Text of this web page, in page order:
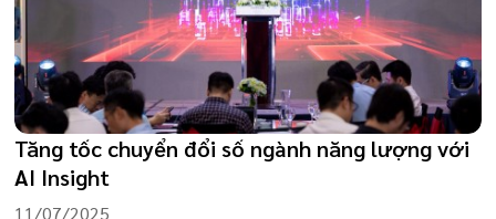
phong trong khu vực.
Tăng tốc chuyển đổi số ngành năng lượng với
AI Insight
11/07/2025